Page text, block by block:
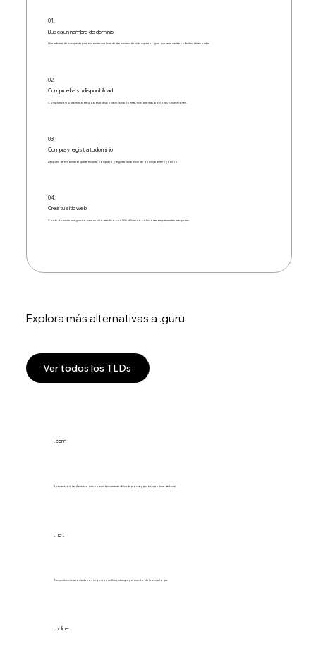
01.
Busca un nombre de dominio
Usa la barra de búsqueda para encontrar una lista de dominios de nivel superior .guru que sean cortos y fáciles de recordar.
02.
Comprueba su disponibilidad
Comprueba si tu dominio elegido está disponible. Si no lo está, explora más opciones y extensiones.
03.
Compra y registra tu dominio
Después de encontrar el que te encanta, cómpralo y registra tu nombre de dominio entre 1 y 5 años.
04.
Crea tu sitio web
Con tu dominio asegurado, crea un sitio atractivo con Wix utilizando soluciones empresariales integradas.
Explora más alternativas a .guru
Ver todos los TLDs
.com
La extensión de dominio más común, típicamente utilizada por negocios con fines de lucro.
.net
Frecuentemente asociada con negocios en línea, startups y el mundo de la tecnología.
.online